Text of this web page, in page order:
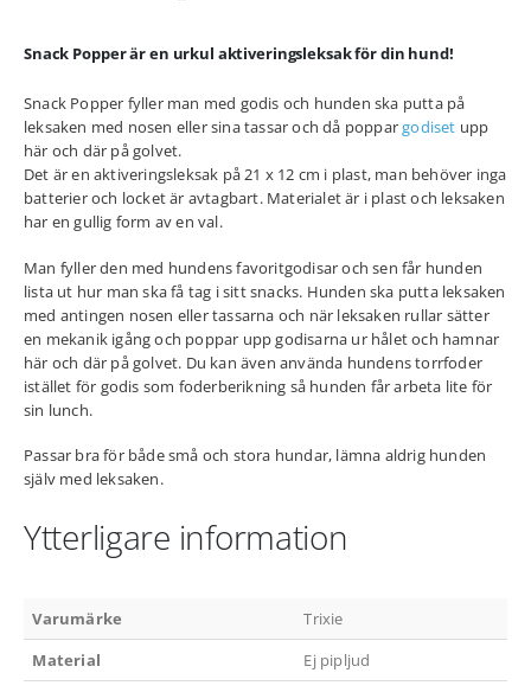
Snack Popper är en urkul aktiveringsleksak för din hund!
Snack Popper fyller man med godis och hunden ska putta på
leksaken med nosen eller sina tassar och då poppargodiset upp
här och där på golvet.
Det är en aktiveringsleksak på 21 x 12 cm i plast, man behöver inga
batterier och locket är avtagbart. Materialet är i plast och leksaken
har en gullig form av en val.
Man fyller den med hundens favoritgodisar och sen får hunden
lista ut hur man ska få tag i sitt snacks. Hunden ska putta leksaken
med antingen nosen eller tassarna och när leksaken rullar sätter
en mekanik igång och poppar upp godisarna ur hålet och hamnar
här och där på golvet. Du kan även använda hundens torrfoder
istället för godis som foderberikning så hunden får arbeta lite för
sin lunch.
Passar bra för både små och stora hundar, lämna aldrig hunden
själv med leksaken.
Ytterligare information
Varumärke
Trixie
Material
Ej pipljud